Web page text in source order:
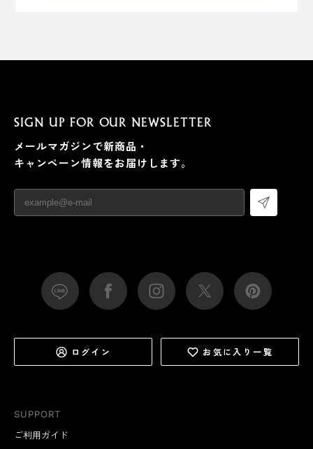
SUPPORT
ご利用ガイド
SIGN UP FOR OUR NEWSLETTER
メールマガジンで新商品・
キャンペーン情報をお届けします。
ログイン お気に入り一覧